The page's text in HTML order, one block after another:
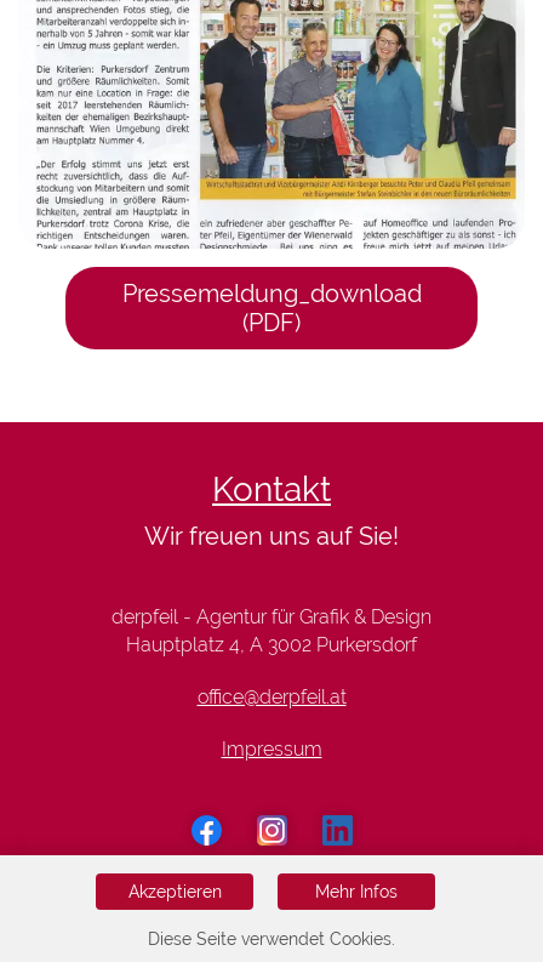
Pressemeldung_download
(PDF)
Kontakt
Wir freuen uns auf Sie!
derpfeil - Agentur für Grafik & Design
Hauptplatz 4, A 3002 Purkersdorf
office@derpfeil.at
Impressum
Akzeptieren Mehr Infos
Diese Seite verwendet Cookies.
KUNDEN